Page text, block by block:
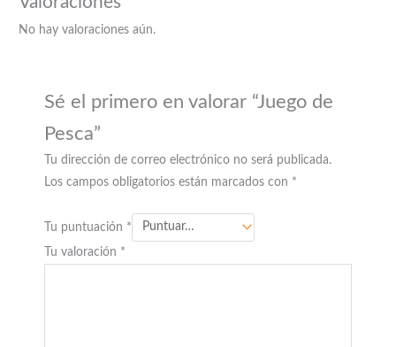
No hay valoraciones aún.
Sé el primero en valorar “Juego de
Pesca”
Tu dirección de correo electrónico no será publicada.
Los campos obligatorios están marcados con *
Tu puntuación *
Tu valoración *